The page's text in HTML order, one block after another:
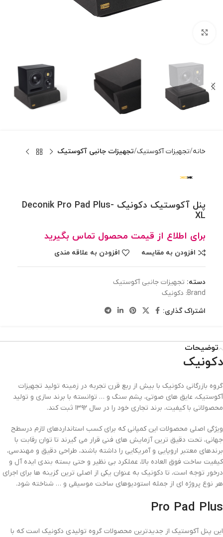
خانه تجهیزات آکوستیک تجهیزات جانبی آکوستیک
پنل آکوستیک دکونیک Deconik Pro Pad Plus-
XL
برای اطلاع از قیمت محصول تماس بگیرید
افزودن به مقایسه افزودن به علاقه مندی
دسته: تجهیزات جانبی آکوستیک
Brand: دکونیک
اشتراک گذاری:
توضیحات
دکونیک
گروه بازرگانی دکونیک با بیش از ربع قرن تجربه در زمینه تولید تجهیزات
آکوستیک، عایق های صوتی، پشم سنگ و … توانسته با برند سازی و تولید
محصولاتی با کیفیت، برند تجاری خود را در سال ۱۳۹۲ ثبت کند.
ویژگی اصلی محصولات این کمپانی که برای کسب استانداردهای لازم درسطح
جهانی، تحت دقیق ترین آزمایش های فنی قرار می گیرند تا توان رقابت با
برندهای معتبر اروپایی و آمریکایی را داشته باشند، طراحی دقیق و مهندسی،
کیفیت ساخت فوق العاده بالا، عملکرد بی نظیر و حتی بسته بندی ایده آل و
درخور توجه است، تا دکونیک به عنوان یکی از اصلی ترین گزینه ها برای اجرای
هر نوع پروژه ای از جمله استودیوهای ساخت موسیقی و … شناخته شود.
Pro Pad Plus
این پنل آکوستیک از جدیدترین محصولات گروه تولیدی دکونیک است که با